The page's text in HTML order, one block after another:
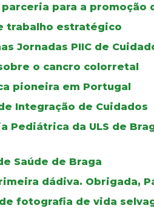
parceria para a promoção
trabalho estratégico
Jornadas PIIC de
o cancro colorretal
pioneira em Portugal
Integração de Cuidados
Pediátrica da ULS de
Saúde de Braga
dádiva. Obrigada,
fotografia de vida